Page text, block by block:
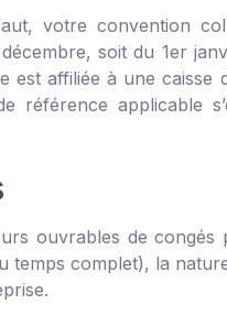
votre convention
soit du 1er
affiliée à une caisse
applicable
ouvrables de congés
temps complet), la